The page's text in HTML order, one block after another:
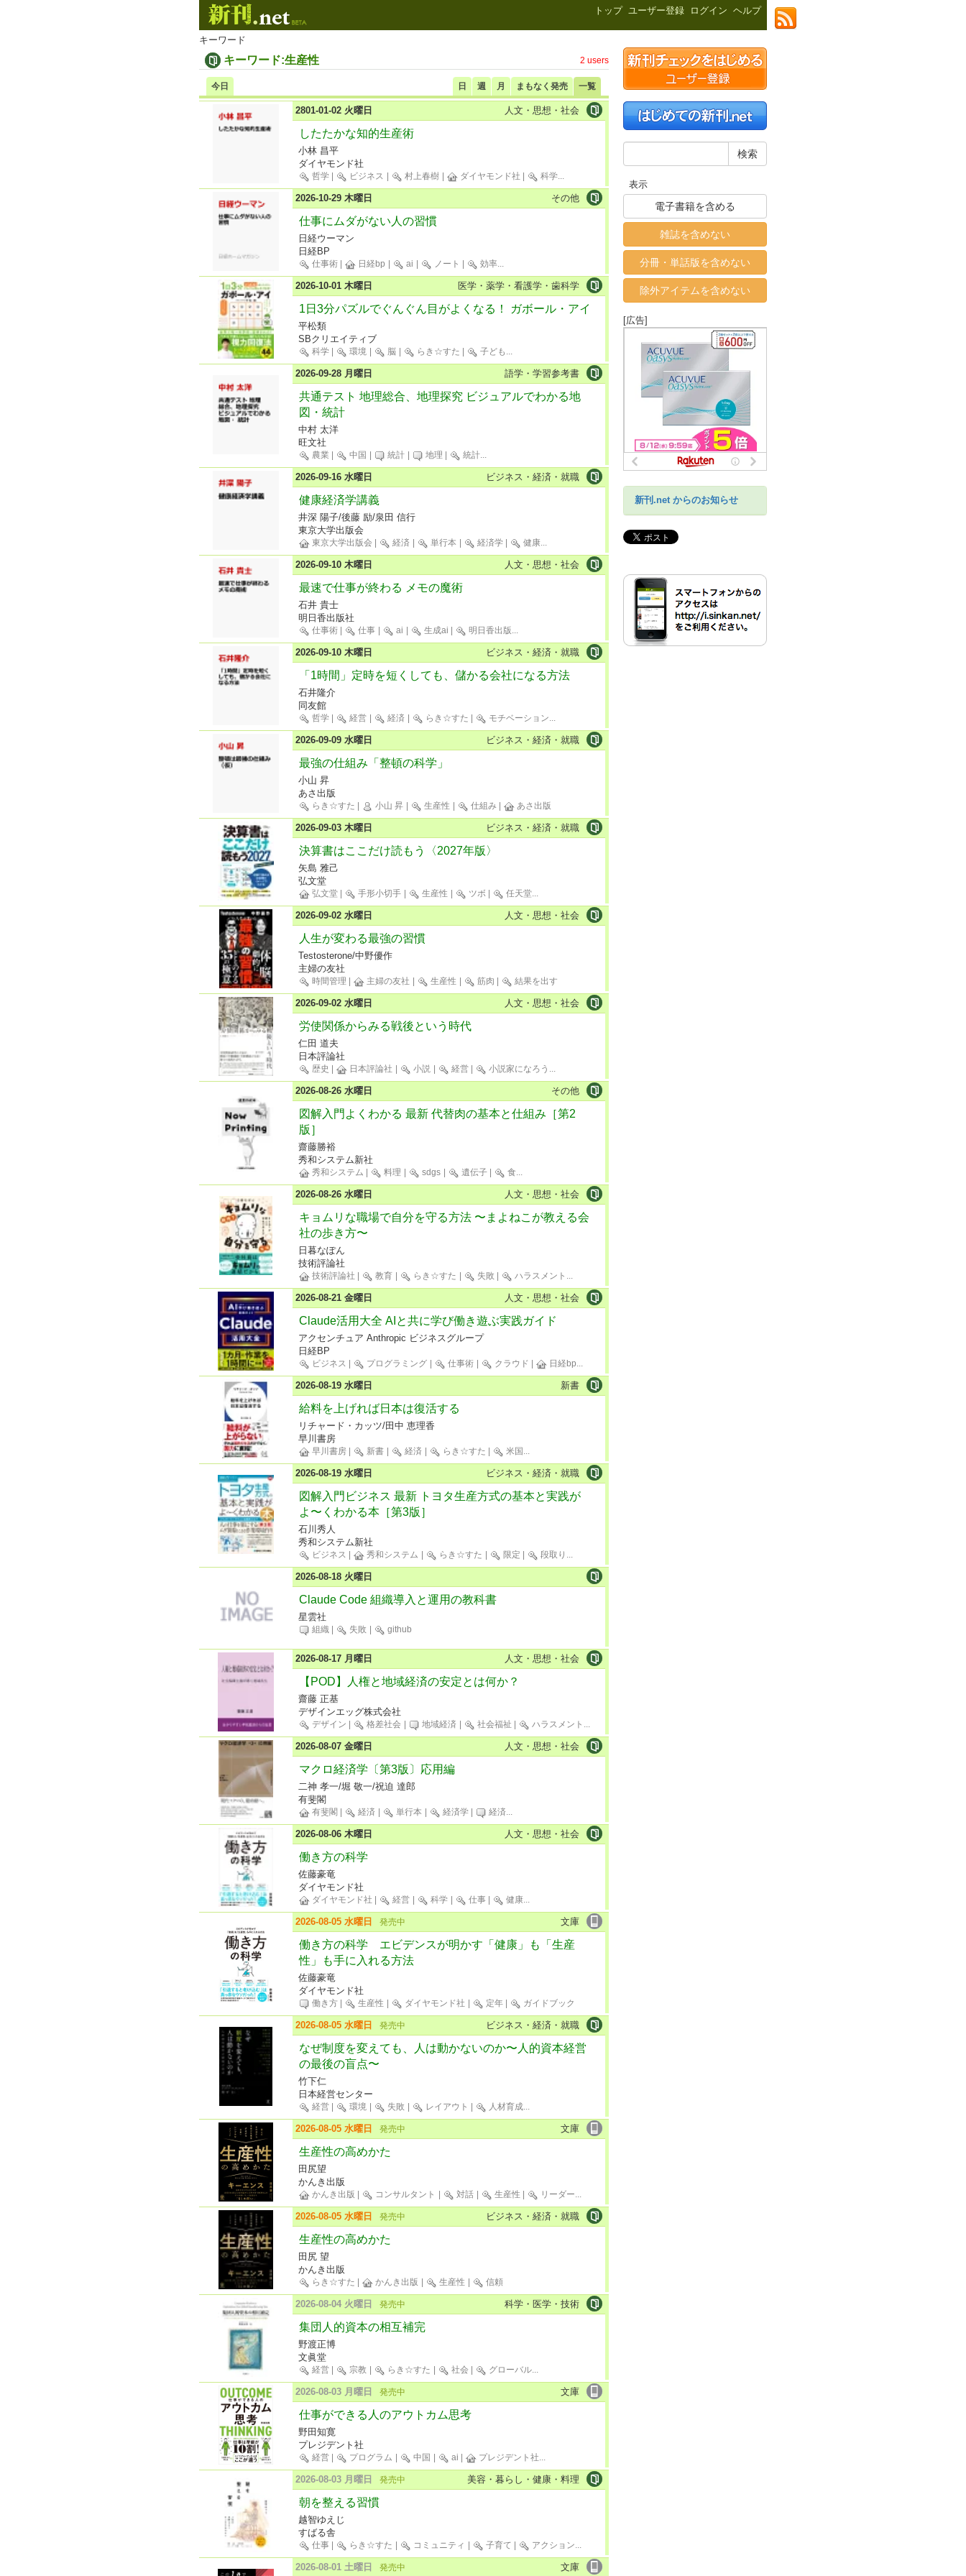
トップ ユーザー登録 ログイン ヘルプ
キーワード
キーワード:生産性 2 users
日 週 月 まもなく発売 一覧
今日
人文・思想・社会
2801-01-02 火曜日
したたかな知的生産術
小林 昌平
ダイヤモンド社
哲学 ビジネス 村上春樹 ダイヤモンド社 科学...
その他
2026-10-29 木曜日
仕事にムダがない人の習慣
日経ウーマン
日経BP
仕事術 日経bp ai ノート 効率...
医学・薬学・看護学・歯科学
2026-10-01 木曜日
1日3分パズルでぐんぐん目がよくなる！ ガボール・アイ
平松類
SBクリエイティブ
科学 環境 脳 らき☆すた 子ども ...
語学・学習参考書
2026-09-28 月曜日
共通テスト 地理総合、地理探究 ビジュアルでわかる地
図・統計
中村 太洋
旺文社
農業 中国 統計 地理 統計...
ビジネス・経済・就職
2026-09-16 水曜日
健康経済学講義
井深 陽子/後藤 励/泉田 信行
東京大学出版会
東京大学出版会 経済 単行本 経済学 健康...
人文・思想・社会
2026-09-10 木曜日
最速で仕事が終わる メモの魔術
石井 貴士
明日香出版社
仕事術 仕事 ai 生成ai 明日香出版...
ビジネス・経済・就職
2026-09-10 木曜日
「1時間」定時を短くしても、儲かる会社になる方法
石井隆介
同友館
哲学 経営 経済 らき☆すた モチベーション...
ビジネス・経済・就職
2026-09-09 水曜日
最強の仕組み「整頓の科学」
小山 昇
あさ出版
らき☆すた 小山 昇 生産性 仕組み あさ出版
ビジネス・経済・就職
2026-09-03 木曜日
決算書はここだけ読もう〈2027年版〉
矢島 雅己
弘文堂
弘文堂 手形小切手 生産性 ツボ 任天堂...
人文・思想・社会
2026-09-02 水曜日
人生が変わる最強の習慣
Testosterone/中野優作
主婦の友社
時間管理 主婦の友社 生産性 筋肉 結果を出す
人文・思想・社会
2026-09-02 水曜日
労使関係からみる戦後という時代
仁田 道夫
日本評論社
歴史 日本評論社 小説 経営 小説家になろう ...
その他
2026-08-26 水曜日
図解入門よくわかる 最新 代替肉の基本と仕組み［第2
版］
齋藤勝裕
秀和システム新社
秀和システム 料理 sdgs 遺伝子 食...
人文・思想・社会
2026-08-26 水曜日
キョムリな職場で自分を守る方法 〜まよねこが教える会
社の歩き方〜
日暮なぽん
技術評論社
技術評論社 教育 らき☆すた 失敗 ハラスメント ...
人文・思想・社会
2026-08-21 金曜日
Claude活用大全 AIと共に学び働き遊ぶ実践ガイド
アクセンチュア Anthropic ビジネスグループ
日経BP
ビジネス プログラミング 仕事術 クラウド 日経bp...
新書
2026-08-19 水曜日
給料を上げれば日本は復活する
リチャード・カッツ/田中 恵理香
早川書房
早川書房 新書 経済 らき☆すた 米国 ...
ビジネス・経済・就職
2026-08-19 水曜日
図解入門ビジネス 最新 トヨタ生産方式の基本と実践が
よ〜くわかる本［第3版］
石川秀人
秀和システム新社
ビジネス 秀和システム らき☆すた 限定 段取り ...
2026-08-18 火曜日
Claude Code 組織導入と運用の教科書
星雲社
組織 失敗 github
人文・思想・社会
2026-08-17 月曜日
【POD】人権と地域経済の安定とは何か？
齋藤 正基
デザインエッグ株式会社
デザイン 格差社会 地域経済 社会福祉 ハラスメント ...
人文・思想・社会
2026-08-07 金曜日
マクロ経済学〔第3版〕応用編
二神 孝一/堀 敬一/祝迫 達郎
有斐閣
有斐閣 経済 単行本 経済学 経済...
人文・思想・社会
2026-08-06 木曜日
働き方の科学
佐藤豪竜
ダイヤモンド社
ダイヤモンド社 経営 科学 仕事 健康...
文庫
2026-08-05 水曜日 発売中
働き方の科学 エビデンスが明かす「健康」も「生産
性」も手に入れる方法
佐藤豪竜
ダイヤモンド社
働き方 生産性 ダイヤモンド社 定年 ガイドブック
ビジネス・経済・就職
2026-08-05 水曜日 発売中
なぜ制度を変えても、人は動かないのか〜人的資本経営
の最後の盲点〜
竹下仁
日本経営センター
経営 環境 失敗 レイアウト 人材育成...
文庫
2026-08-05 水曜日 発売中
生産性の高めかた
田尻望
かんき出版
かんき出版 コンサルタント 対話 生産性 リーダー...
ビジネス・経済・就職
2026-08-05 水曜日 発売中
生産性の高めかた
田尻 望
かんき出版
らき☆すた かんき出版 生産性 信頼
科学・医学・技術
2026-08-04 火曜日 発売中
集団人的資本の相互補完
野渡正博
文眞堂
経営 宗教 らき☆すた 社会 グローバル...
文庫
2026-08-03 月曜日 発売中
仕事ができる人のアウトカム思考
野田知寛
プレジデント社
経営 プログラム 中国 ai プレジデント社...
美容・暮らし・健康・料理
2026-08-03 月曜日 発売中
朝を整える習慣
越智ゆえじ
すばる舎
仕事 らき☆すた コミュニティ 子育て アクション...
文庫
2026-08-01 土曜日 発売中
表示
電子書籍を含める
雑誌を含めない
分冊・単話版を含めない
除外アイテムを含めない
[広告]
新刊.net からのお知らせ